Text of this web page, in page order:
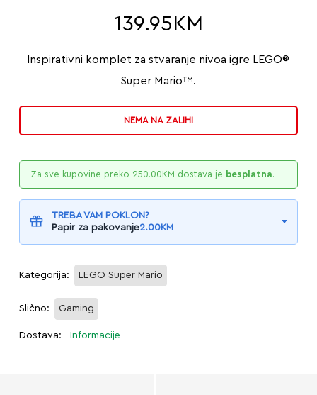
139.95 KM
Inspirativni komplet za stvaranje nivoa igre LEGO®
Super Mario™.
NEMA NA ZALIHI
Za sve kupovine preko 250.00KM dostava je besplatna.
TREBA VAM POKLON?
Papir za pakovanje2.00KM
Kategorija: LEGO Super Mario
Slično: Gaming
Dostava: Informacije